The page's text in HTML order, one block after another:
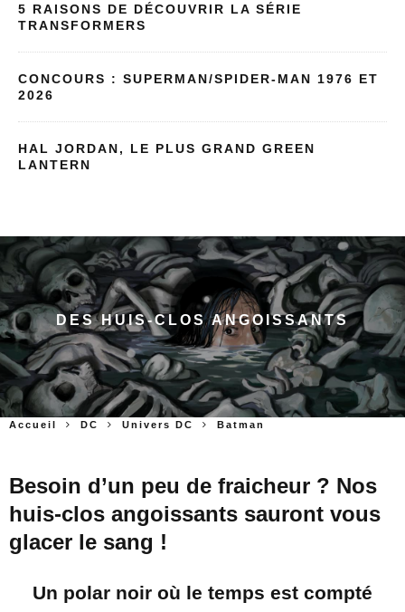
5 RAISONS DE DÉCOUVRIR LA SÉRIE
TRANSFORMERS
CONCOURS : SUPERMAN/SPIDER-MAN 1976 ET
2026
HAL JORDAN, LE PLUS GRAND GREEN
LANTERN
DES HUIS-CLOS ANGOISSANTS
Accueil DC Univers DC Batman
Besoin d’un peu de fraicheur ? Nos
huis-clos angoissants sauront vous
glacer le sang !
Un polar noir où le temps est compté